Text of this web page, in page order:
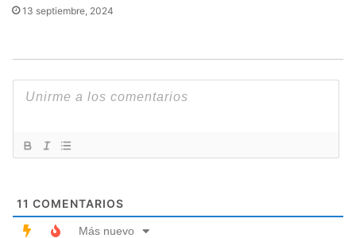
13 septiembre, 2024
11 COMENTARIOS
Más nuevo